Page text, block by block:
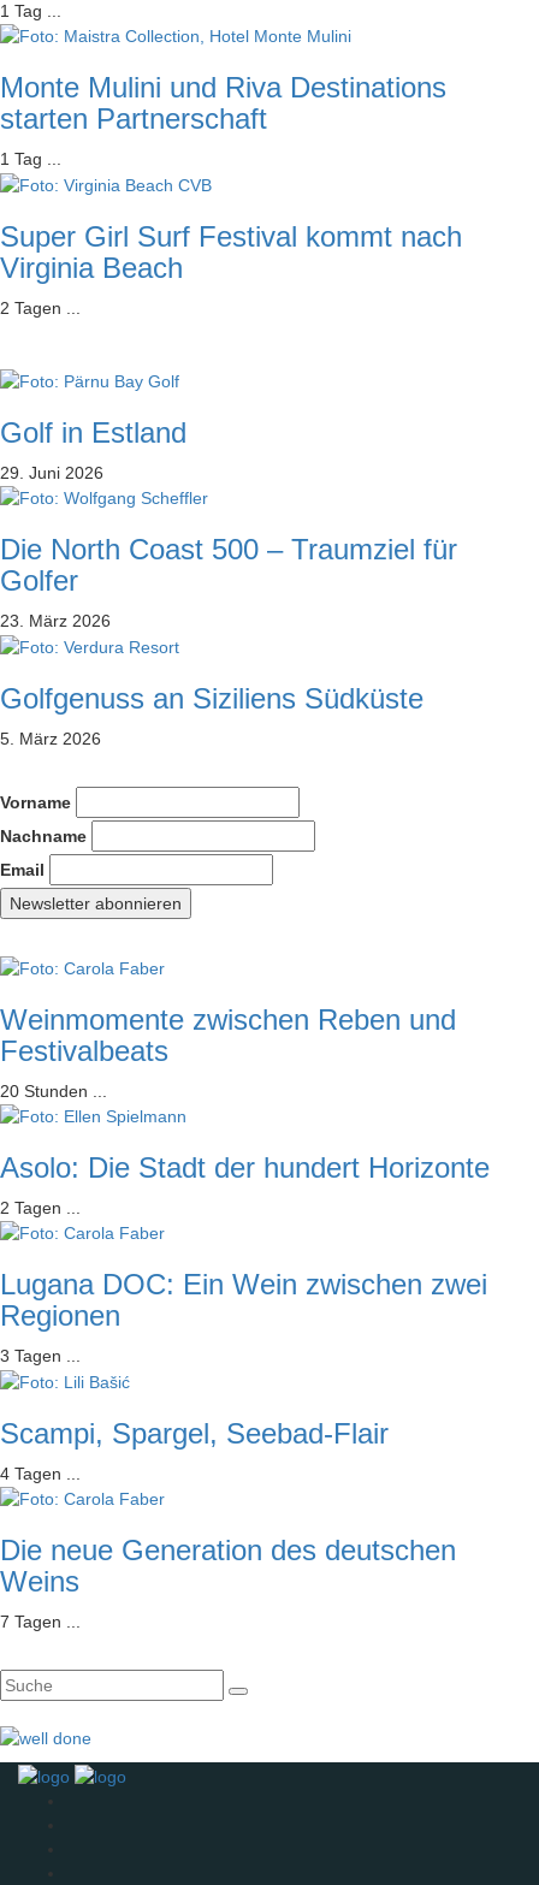
1 Tag ...
Monte Mulini und Riva Destinations
starten Partnerschaft
1 Tag ...
Super Girl Surf Festival kommt nach
Virginia Beach
2 Tagen ...
Golf in Estland
29. Juni 2026
Die North Coast 500 – Traumziel für
Golfer
23. März 2026
Golfgenuss an Siziliens Südküste
5. März 2026
Vorname
Nachname
Email
Weinmomente zwischen Reben und
Festivalbeats
20 Stunden ...
Asolo: Die Stadt der hundert Horizonte
2 Tagen ...
Lugana DOC: Ein Wein zwischen zwei
Regionen
3 Tagen ...
Scampi, Spargel, Seebad-Flair
4 Tagen ...
Die neue Generation des deutschen
Weins
7 Tagen ...